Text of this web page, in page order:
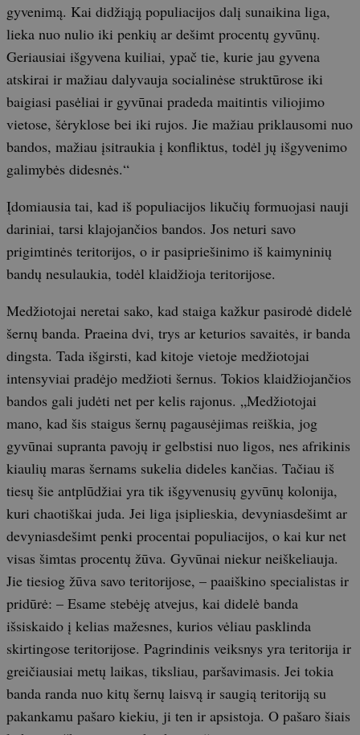
gyvenimą. Kai didžiąją populiacijos dalį sunaikina liga,
lieka nuo nulio iki penkių ar dešimt procentų gyvūnų.
Geriausiai išgyvena kuiliai, ypač tie, kurie jau gyvena
atskirai ir mažiau dalyvauja socialinėse struktūrose iki
baigiasi pasėliai ir gyvūnai pradeda maitintis viliojimo
vietose, šėryklose bei iki rujos. Jie mažiau priklausomi nuo
bandos, mažiau įsitraukia į konfliktus, todėl jų išgyvenimo
galimybės didesnės.“
Įdomiausia tai, kad iš populiacijos likučių formuojasi nauji
dariniai, tarsi klajojančios bandos. Jos neturi savo
prigimtinės teritorijos, o ir pasipriešinimo iš kaimyninių
bandų nesulaukia, todėl klaidžioja teritorijose.
Medžiotojai neretai sako, kad staiga kažkur pasirodė didelė
šernų banda. Praeina dvi, trys ar keturios savaitės, ir banda
dingsta. Tada išgirsti, kad kitoje vietoje medžiotojai
intensyviai pradėjo medžioti šernus. Tokios klaidžiojančios
bandos gali judėti net per kelis rajonus. „Medžiotojai
mano, kad šis staigus šernų pagausėjimas reiškia, jog
gyvūnai supranta pavojų ir gelbstisi nuo ligos, nes afrikinis
kiaulių maras šernams sukelia dideles kančias. Tačiau iš
tiesų šie antplūdžiai yra tik išgyvenusių gyvūnų kolonija,
kuri chaotiškai juda. Jei liga įsiplieskia, devyniasdešimt ar
devyniasdešimt penki procentai populiacijos, o kai kur net
visas šimtas procentų žūva. Gyvūnai niekur neiškeliauja.
Jie tiesiog žūva savo teritorijose, – paaiškino specialistas ir
pridūrė: – Esame stebėję atvejus, kai didelė banda
išsiskaido į kelias mažesnes, kurios vėliau pasklinda
skirtingose teritorijose. Pagrindinis veiksnys yra teritorija ir
greičiausiai metų laikas, tiksliau, paršavimasis. Jei tokia
banda randa nuo kitų šernų laisvą ir saugią teritoriją su
pakankamu pašaro kiekiu, ji ten ir apsistoja. O pašaro šiais